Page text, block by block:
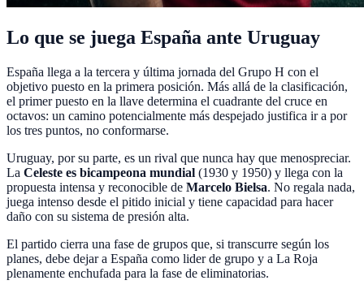
Lo que se juega España ante Uruguay
España llega a la tercera y última jornada del Grupo H con el
objetivo puesto en la primera posición. Más allá de la clasificación,
el primer puesto en la llave determina el cuadrante del cruce en
octavos: un camino potencialmente más despejado justifica ir a por
los tres puntos, no conformarse.
Uruguay, por su parte, es un rival que nunca hay que menospreciar.
La Celeste es bicampeona mundial (1930 y 1950) y llega con la
propuesta intensa y reconocible de Marcelo Bielsa. No regala nada,
juega intenso desde el pitido inicial y tiene capacidad para hacer
daño con su sistema de presión alta.
El partido cierra una fase de grupos que, si transcurre según los
planes, debe dejar a España como lider de grupo y a La Roja
plenamente enchufada para la fase de eliminatorias.